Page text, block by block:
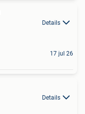
Details
17 jul 26
Details